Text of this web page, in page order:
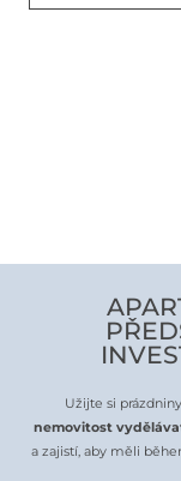
Užijte si
nemovitost
a zajistí, aby měli